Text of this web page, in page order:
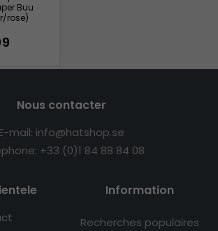
Buu
rose)
Nous contacter
E-mail: info@hatshop.se
+33 (0)1 84 88 84 08
Information
Recherches populaires